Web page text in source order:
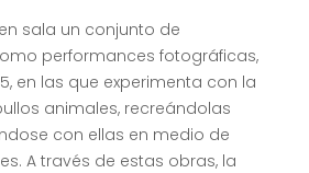
sala un conjunto de
performances fotográficas,
en las que experimenta con la
animales, recreándolas
con ellas en medio de
A través de estas obras, la